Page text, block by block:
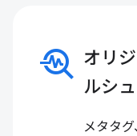
troubleshoot オリ
ルシ
メタタ